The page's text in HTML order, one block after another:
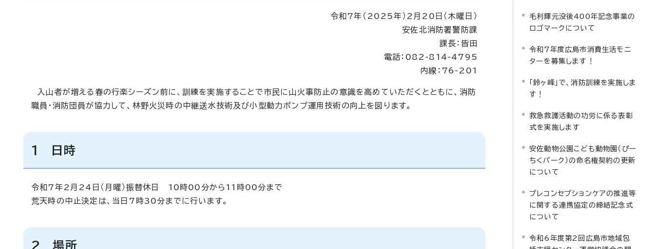
令和7年（2025年）2月20日（木曜日）
安佐北消防署警防課
課長：皆田
電話：082-814-4795
内線：76-201
入山者が増える春の行楽シーズン前に、訓練を実施することで市民に山火事防止の意識を高めていただくとともに、消防
職員・消防団員が協力して、林野火災時の中継送水技術及び小型動力ポンプ運用技術の向上を図ります。
1 日時
令和7年2月24日（月曜）振替休日 10時00分から11時00分まで
荒天時の中止決定は、当日7時30分までに行います。
2 場所
毛利輝元没後400年記念事業の
ロゴマークについて
令和7年度広島市消費生活モニ
ターを募集します！
「鈴ヶ峰」で、消防訓練を実施しま
す！
救急救護活動の功労に係る表彰
式を実施します
安佐動物公園こども動物園（ぴー
ちくパーク）の命名権契約の更新
について
プレコンセプションケアの推進等
に関する連携協定の締結記念式
について
令和6年度第2回広島市地域包